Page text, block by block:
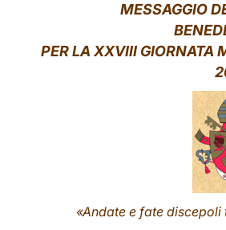
MESSAGGIO
PER LA XXVIII GIORNATA
«Andate e fate discepoli